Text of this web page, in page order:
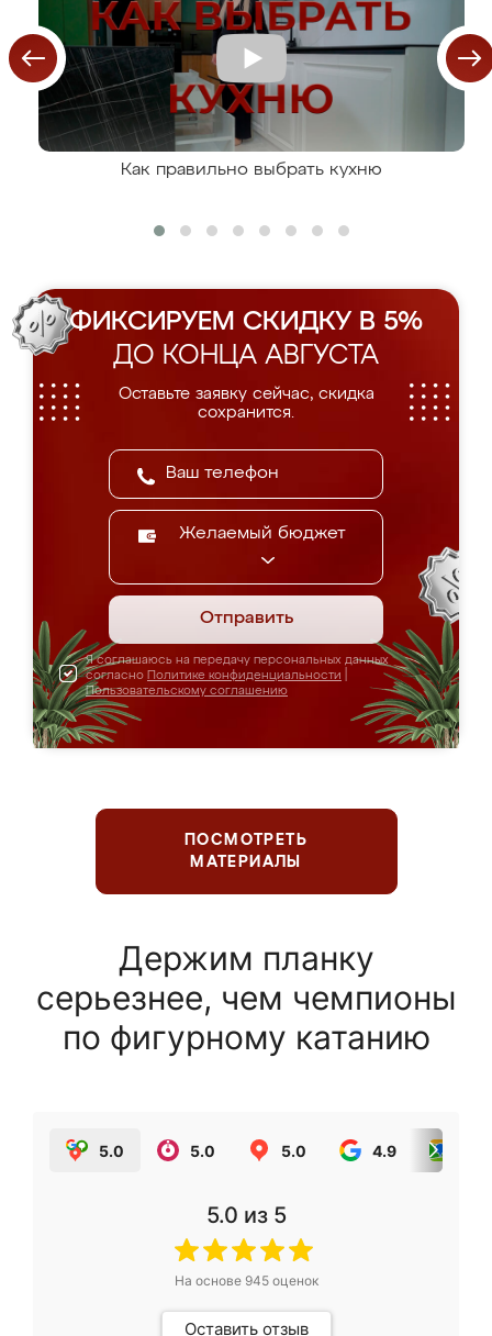
Как правильно выбрать кухню
ФИКСИРУЕМ СКИДКУ В 5%
ДО КОНЦА АВГУСТА
Оставьте заявку сейчас, скидка
сохранится.
Желаемый бюджет
Отправить
Я соглашаюсь на передачу персональных данных
согласно Политике конфиденциальности
Пользовательскому соглашению
ПОСМОТРЕТЬ
МАТЕРИАЛЫ
Держим планку
серьезнее, чем чемпионы
по фигурному катанию
5.0 5.0 5.0 4.9
5.0 из 5
На основе 945оценок
Оставить отзыв